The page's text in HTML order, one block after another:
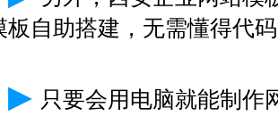
板自助搭建，无需懂得代码
▶ 只要会用电脑就能制作